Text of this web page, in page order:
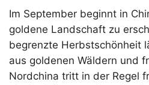
Im September beginnt in
goldene Landschaft zu
begrenzte Herbstschönheit
aus goldenen Wäldern und
Nordchina tritt in der Regel